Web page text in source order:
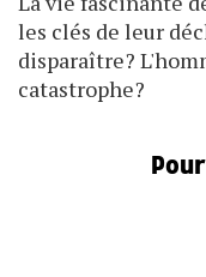
les clés de leur
disparaître?
catastrophe?